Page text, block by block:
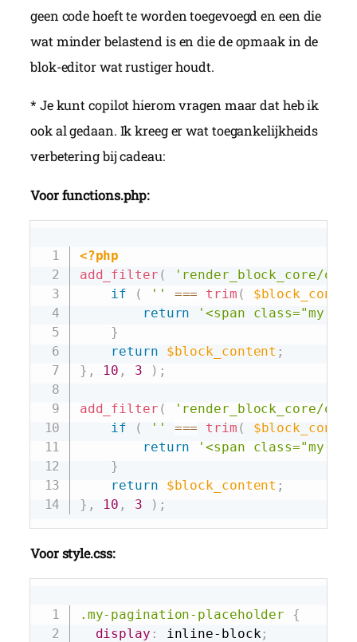
geen code hoeft te worden toegevoegd en een die
wat minder belastend is en die de opmaak in de
blok-editor wat rustiger houdt.
* Je kunt copilot hierom vragen maar dat heb ik
ook al gedaan. Ik kreeg er wat toegankelijkheids
verbetering bij cadeau:
Voor functions.php:
<?php
add_filter (
'render_block_core/
if
( '' === trim (
return
'<span class="my-
}
return
$block_content ;
} , 10 , 3 ) ;
add_filter (
'render_block_core/
if
( '' === trim (
return
'<span class="my-
}
return
$block_content ;
} , 10 , 3 ) ;
Voor style.css:
.my-pagination-placeholder
{
display : inline-block ;